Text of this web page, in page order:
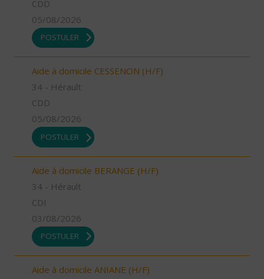
CDD
05/08/2026
POSTULER
Aide à domicile CESSENON (H/F)
34 - Hérault
CDD
05/08/2026
POSTULER
Aide à domicile BERANGE (H/F)
34 - Hérault
CDI
03/08/2026
POSTULER
Aide à domicile ANIANE (H/F)